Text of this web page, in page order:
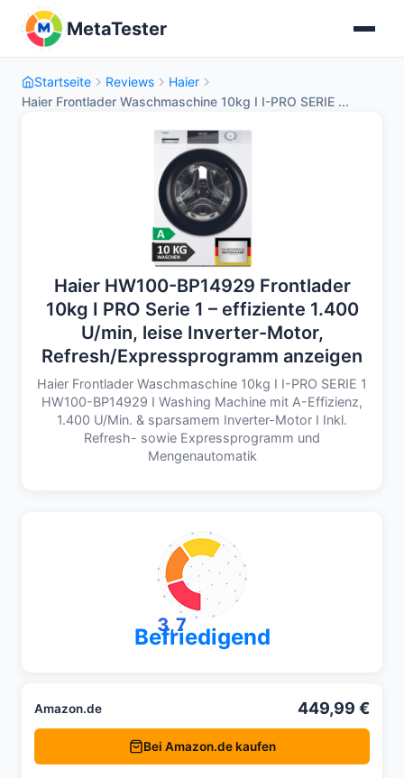
MetaTester
Startseite Reviews
Haier
Haier Frontlader Waschmaschine 10kg I I-PRO SERIE ...
Haier HW100-BP14929 Frontlader
10kg I PRO Serie 1 – effiziente 1.400
U/min, leise Inverter-Motor,
Refresh/Expressprogramm anzeigen
Haier Frontlader Waschmaschine 10kg I I-PRO SERIE 1
HW100-BP14929 I Washing Machine mit A-Effizienz,
1.400 U/Min. & sparsamem Inverter-Motor I Inkl.
Refresh- sowie Expressprogramm und
Mengenautomatik
3,7
Befriedigend
Amazon.de 449,99 €
Bei Amazon.de kaufen